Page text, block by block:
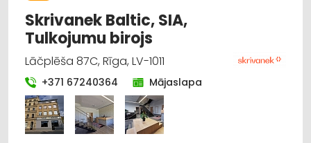
Skrivanek Baltic, SIA,
Tulkojumu birojs
Lāčplēša 87C, Rīga, LV-1011
+371 67240364 Mājaslapa